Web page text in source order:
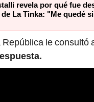
revela por qué fue
La Tinka: "Me quedé
República le consultó